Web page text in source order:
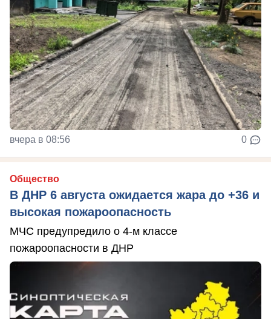
вчера в 08:56 0
Общество
В ДНР 6 августа ожидается жара до +36 и
высокая пожароопасность
МЧС предупредило о 4-м классе
пожароопасности в ДНР